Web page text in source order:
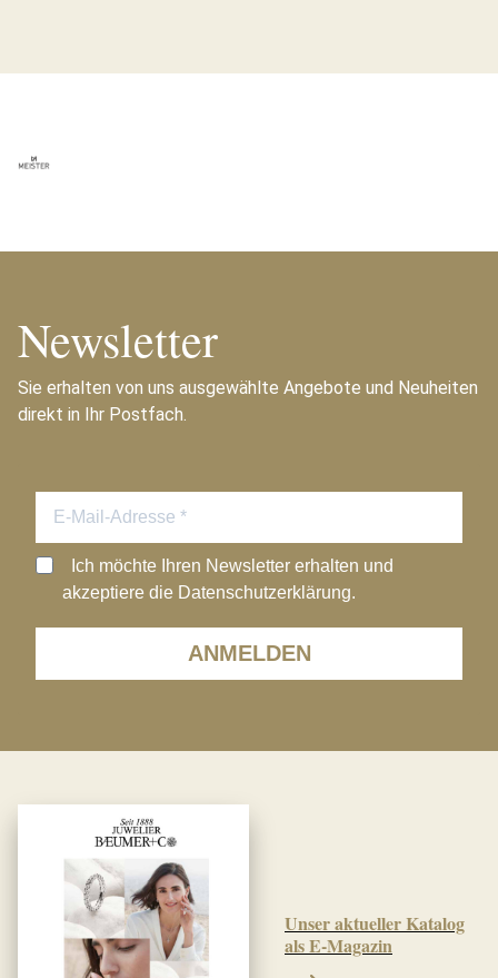
Newsletter
Sie erhalten von uns ausgewählte Angebote und Neuheiten
direkt in Ihr Postfach.
ANMELDEN
Ich möchte Ihren Newsletter erhalten und
akzeptiere die Datenschutzerklärung.
Unser aktueller Katalog
als E-Magazin